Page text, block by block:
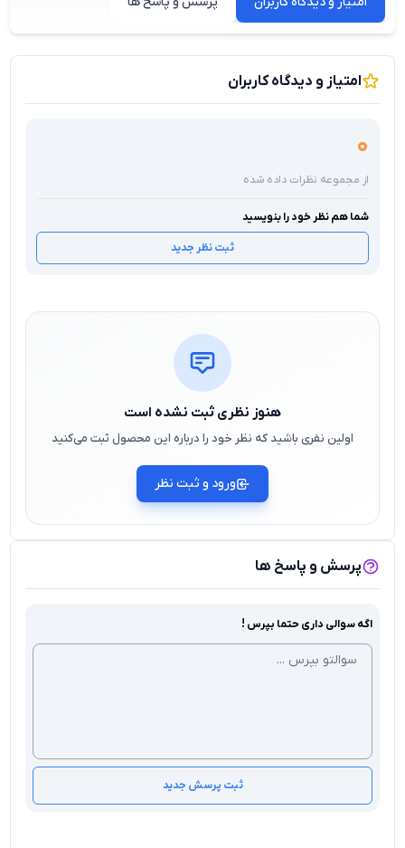
امتیاز و دیدگاه کاربران
0
از مجموعه نظرات داده شده
شما هم نظر خود را بنویسید
ثبت نظر جدید
هنوز نظری ثبت نشده است
اولین نفری باشید که نظر خود را درباره این محصول ثبت می‌کنید
ورود و ثبت نظر
پرسش و پاسخ ها
اگه سوالی داری حتما بپرس !
ثبت پرسش جدید